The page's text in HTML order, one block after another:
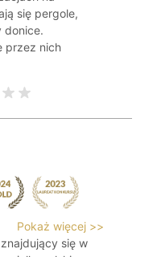
się pergole,
donice.
przez nich
Pokaż więcej >>
się w